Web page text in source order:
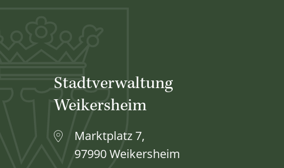
Stadtverwaltung
Weikersheim
Marktplatz 7,
97990 Weikersheim